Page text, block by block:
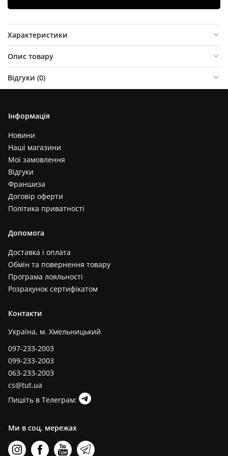
Характеристики
Опис товару
Відгуки (0)
Інформація
Новини
Наші магазини
Мої замовлення
Відгуки
Франшиза
Договір оферти
Політика приватності
Допомога
Доставка і оплата
Обмін та повернення товару
Програма лояльності
Розрахунок сертифікатом
Контакти
Україна, м. Хмельницький
097-233-2003
099-233-2003
063-233-2003
cs@tut.ua
Пишіть в Телеграм:
Ми в соц. мережах